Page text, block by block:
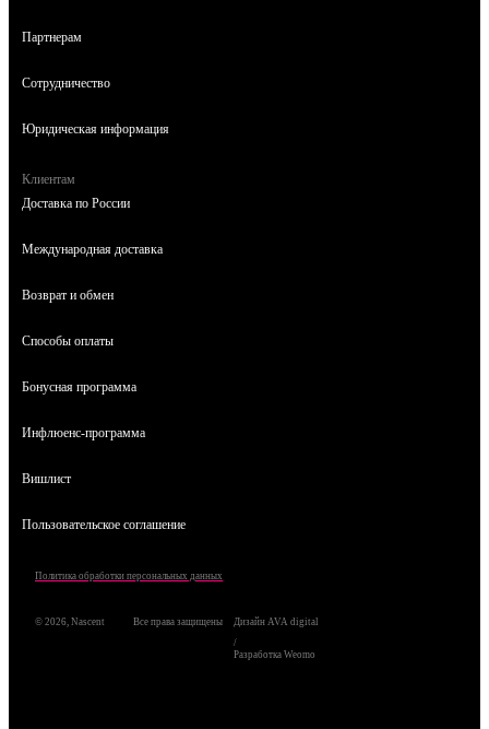
Партнерам
Сотрудничество
Юридическая информация
Клиентам
Доставка по России
Международная доставка
Возврат и обмен
Способы оплаты
Бонусная программа
Инфлюенс-программа
Вишлист
Пользовательское соглашение
Все права защищены
Политика обработки персональных данных
Дизайн AVA digital
/
Разработка Weomo
© 2026, Nascent